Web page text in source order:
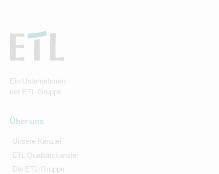
Ein Unternehmen
der ETL-Gruppe
Über uns
Unsere Kanzlei
ETL Qualitätskanzlei
Die ETL-Gruppe